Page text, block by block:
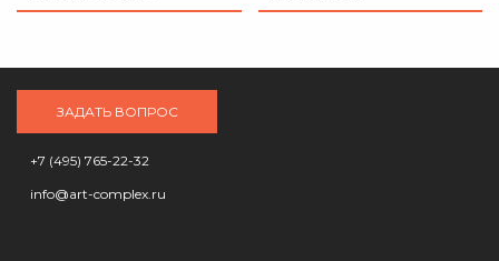
ЗАДАТЬ ВОПРОС
+7 (495) 765-22-32
info@art-complex.ru